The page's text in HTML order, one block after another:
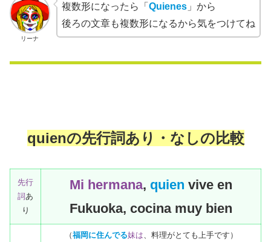
リーナ
複数形になったら「 Quienes」から
後ろの文章も複数形になるから気をつけてね
quienの先行詞あり・なしの比較
先行
詞あ
り
Mi hermana, quien vive en
Fukuoka, cocina muy bien
（福岡に住んでる妹は 、料理がとても上手です）